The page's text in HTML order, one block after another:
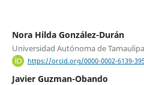
Nora Hilda González-Durán
Universidad Autónoma de
https://orcid.org/0000-0002-6139-
Javier Guzman-Obando